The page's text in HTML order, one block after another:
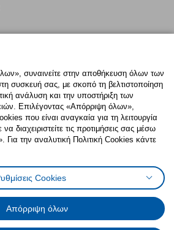
PinterestTwitter
Δήλωση ψηφιακής προσβασιμότητας
cookiesΌροι Χρήσης
Προσωπικών Δεδομένων
Δεδομένων για ΙΚΕΑ.gr
Δεοντολογίας
συναινείτε στην αποθήκευση όλων των
συσκευή σας, με σκοπό τη βελτιστοποίηση
ανάλυση και την υποστήριξη των
Επιλέγοντας «Απόρριψη όλων»,
που είναι αναγκαία για τη λειτουργία
διαχειριστείτε τις προτιμήσεις σας μέσω
την αναλυτική Πολιτική Cookies κάντε
Cookies
Απόρριψη όλων